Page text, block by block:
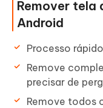
Remover tela
Android
Processo
Remove
precisar de
Remove todos